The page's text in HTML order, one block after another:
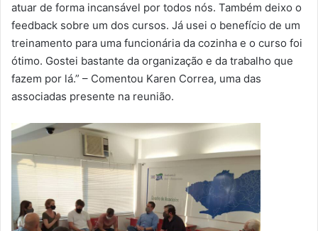
atuar de forma incansável por todos nós. Também deixo o
feedback sobre um dos cursos. Já usei o benefício de um
treinamento para uma funcionária da cozinha e o curso foi
ótimo. Gostei bastante da organização e da trabalho que
fazem por lá.” – Comentou Karen Correa, uma das
associadas presente na reunião.